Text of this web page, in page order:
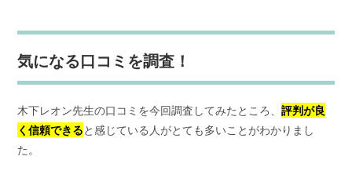
気になる口コミを調査！
木下レオン先生の口コミを今回調査してみたところ、評判が良
く信頼できると感じている人がとても多いことがわかりまし
た。